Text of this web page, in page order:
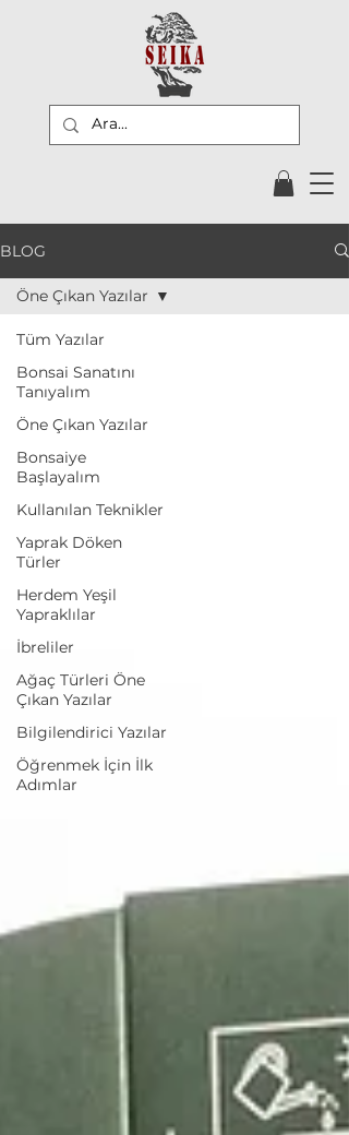
BLOG
Tüm Yazılar
Bonsai Sanatını
Tanıyalım
Öne Çıkan Yazılar
Bonsaiye
Başlayalım
Kullanılan Teknikler
Yaprak Döken
Türler
Herdem Yeşil
Yapraklılar
İbreliler
Ağaç Türleri Öne
Çıkan Yazılar
Bilgilendirici Yazılar
Öğrenmek İçin İlk
Adımlar
Öne Çıkan Yazılar